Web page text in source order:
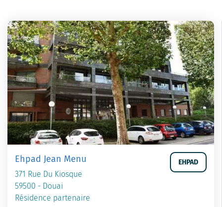
Ehpad Jean Menu
371 Rue Du Kiosque
59500 - Douai
Résidence partenaire
EHPAD